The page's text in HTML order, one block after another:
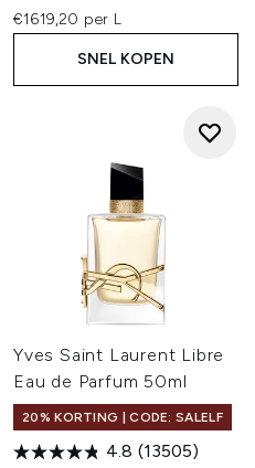
€1619,20 per L
SNEL KOPEN
Yves Saint Laurent Libre
Eau de Parfum 50ml
20% KORTING | CODE: SALELF
4.8 (13505)